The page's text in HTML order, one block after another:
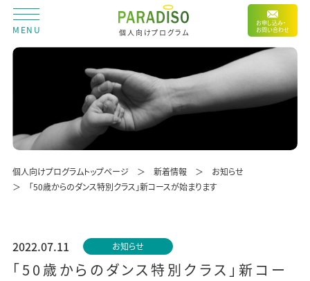
MENU 個人向けプログラム
お申し込み・
お問い合わせ
個人向けプログラムトップページ 新着情報
お知らせ
「50歳からのダンス特別クラス」新コースが始まります
2022.07.11 お知らせ
「50歳からのダンス特別クラス」新コー